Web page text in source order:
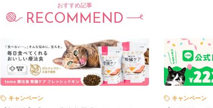
おすすめ記事
RECOMMEND
キャンペーン キャンペーン